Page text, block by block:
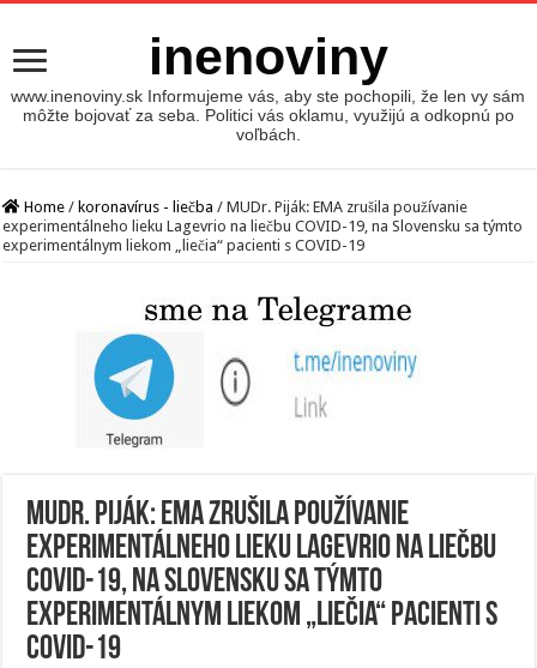
inenoviny
www.inenoviny.sk Informujeme vás, aby ste pochopili, že len vy sám
môžte bojovať za seba. Politici vás oklamu, využijú a odkopnú po
voľbách.
Home / koronavírus - liečba / MUDr. Piják: EMA zrušila používanie
experimentálneho lieku Lagevrio na liečbu COVID-19, na Slovensku sa týmto
experimentálnym liekom „liečia“ pacienti s COVID-19
MUDr. Piják: EMA zrušila používanie
experimentálneho lieku Lagevrio na liečbu
COVID-19, na Slovensku sa týmto
experimentálnym liekom „liečia“ pacienti s
COVID-19